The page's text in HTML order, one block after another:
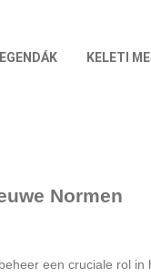
KELETI
Normen
een cruciale rol